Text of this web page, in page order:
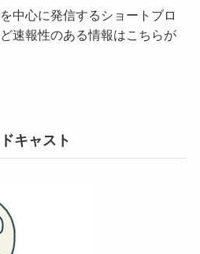
中心に発信するショートブロ
速報性のある情報はこちらが
キャスト